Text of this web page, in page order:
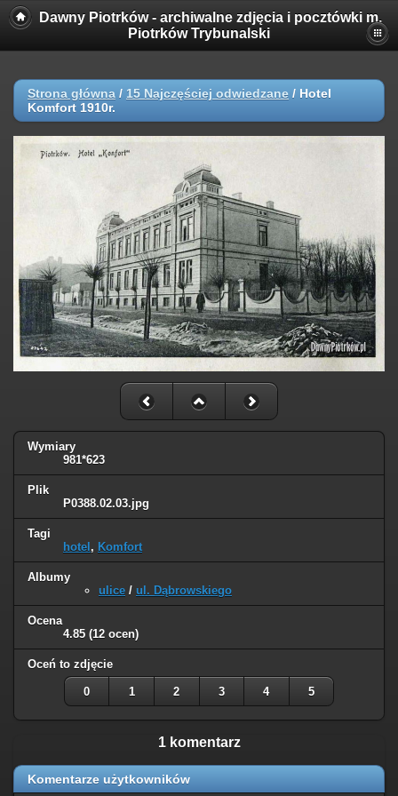
Dawny Piotrków - archiwalne zdjęcia i pocztówki m.
Piotrków Trybunalski
Strona główna / 15 Najczęściej odwiedzane / Hotel
Komfort 1910r.
Wymiary
981*623
Plik
P0388.02.03.jpg
Tagi
hotel , Komfort
Albumy
ulice / ul. Dąbrowskiego
Ocena
4.85 (12 ocen)
Oceń to zdjęcie
0 1 2 3 4 5
1 komentarz
Komentarze użytkowników